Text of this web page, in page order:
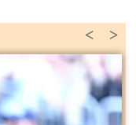
>
<